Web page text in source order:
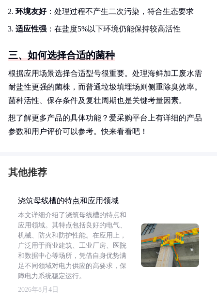
环境友好：处理过程不产生二次污染，符合生态要求
适应性强 ：在盐度5%以下环境仍能保持较高活性
三、如何选择合适的菌种
根据应用场景选择合适型号很重要。处理海鲜加工废水需
耐盐性更强的菌株，而普通垃圾填埋场则侧重除臭效率。
菌种活性、保存条件及复壮周期也是关键考量因素。
想了解更多产品的具体功能？爱采购平台上有详细的产品
参数和用户评价可以参考。快来看看吧！
其他推荐
浇筑母线槽的特点和应用领域
本文详细介绍了浇筑母线槽的特点和
应用领域。其特点包括良好的电气、
机械、防火和防护性能。在应用上，
广泛用于商业建筑、工业厂房、医院
和数据中心等场所，凭借自身优势满
足不同领域对电力供应的高要求，保
障电力系统稳定运行。
2026年8月4日